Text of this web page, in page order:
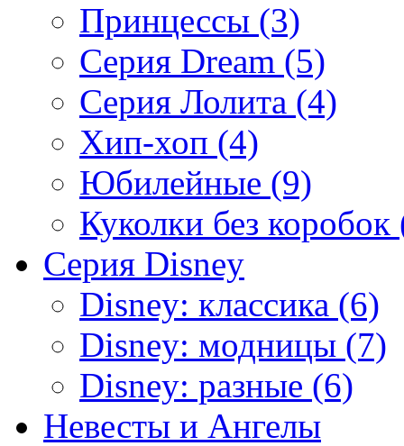
Принцессы (3)
Серия Dream (5)
Серия Лолита (4)
Хип-хоп (4)
Юбилейные (9)
Куколки без коробок
Серия Disney
Disney: классика (6)
Disney: модницы (7)
Disney: разные (6)
Невесты и Ангелы